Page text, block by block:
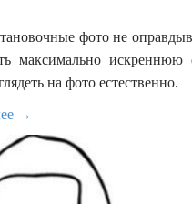
фото не
максимально
на фото естественно.
→